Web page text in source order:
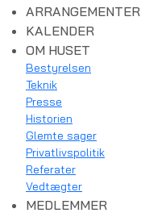
ARRANGEMENTER
KALENDER
OM HUSET
Bestyrelsen
Teknik
Presse
Historien
Glemte sager
Privatlivspolitik
Referater
Vedtægter
MEDLEMMER